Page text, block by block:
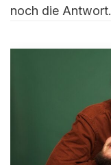
noch die Antwort.